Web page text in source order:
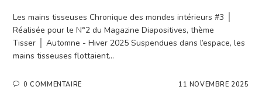
Les mains tisseuses Chronique des mondes intérieurs #3 │
Réalisée pour le N°2 du Magazine Diapositives, thème
Tisser │ Automne - Hiver 2025 Suspendues dans l’espace, les
mains tisseuses flottaient…
0 COMMENTAIRE 11 NOVEMBRE 2025